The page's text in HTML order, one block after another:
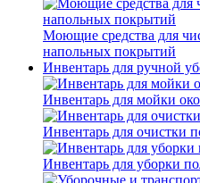
Моющие средства для
напольных покрытий
Инвентарь для ручной
Инвентарь для мойки
Инвентарь для очистки
Инвентарь для уборки